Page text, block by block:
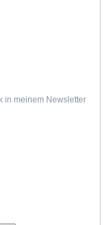
in meinem Newsletter